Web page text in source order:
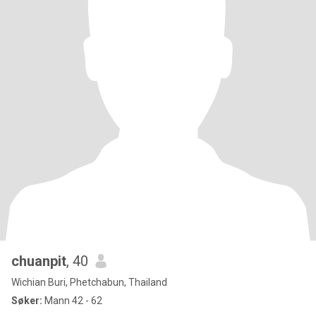
chuanpit, 40
Wichian Buri, Phetchabun, Thailand
Søker: Mann 42 - 62